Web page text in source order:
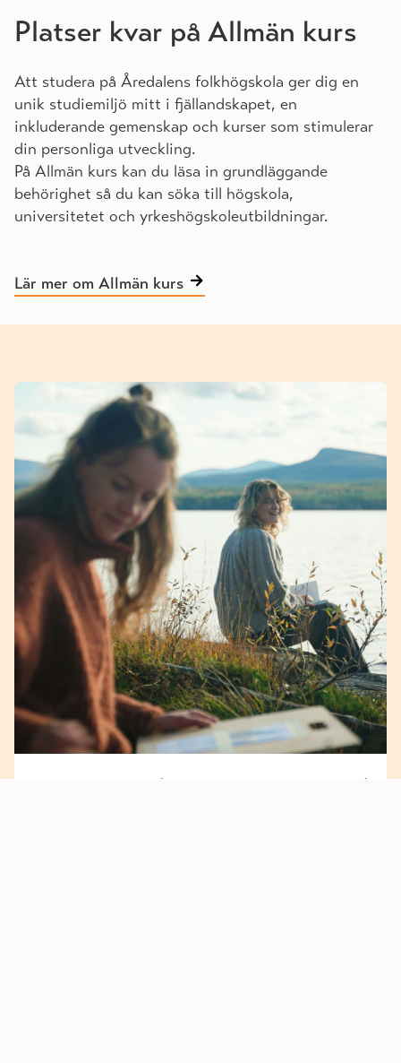
Platser kvar på Allmän kurs
Att studera på Åredalens folkhögskola ger dig en
unik studiemiljö mitt i fjällandskapet, en
inkluderande gemenskap och kurser som stimulerar
din personliga utveckling.
På Allmän kurs kan du läsa in grundläggande
behörighet så du kan söka till högskola,
universitetet och yrkeshögskoleutbildningar.
Lär mer om Allmän kurs
Gå en sommarkurs!